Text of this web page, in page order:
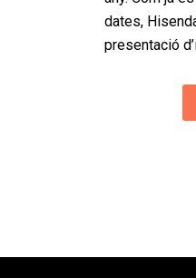
dates,
presentació